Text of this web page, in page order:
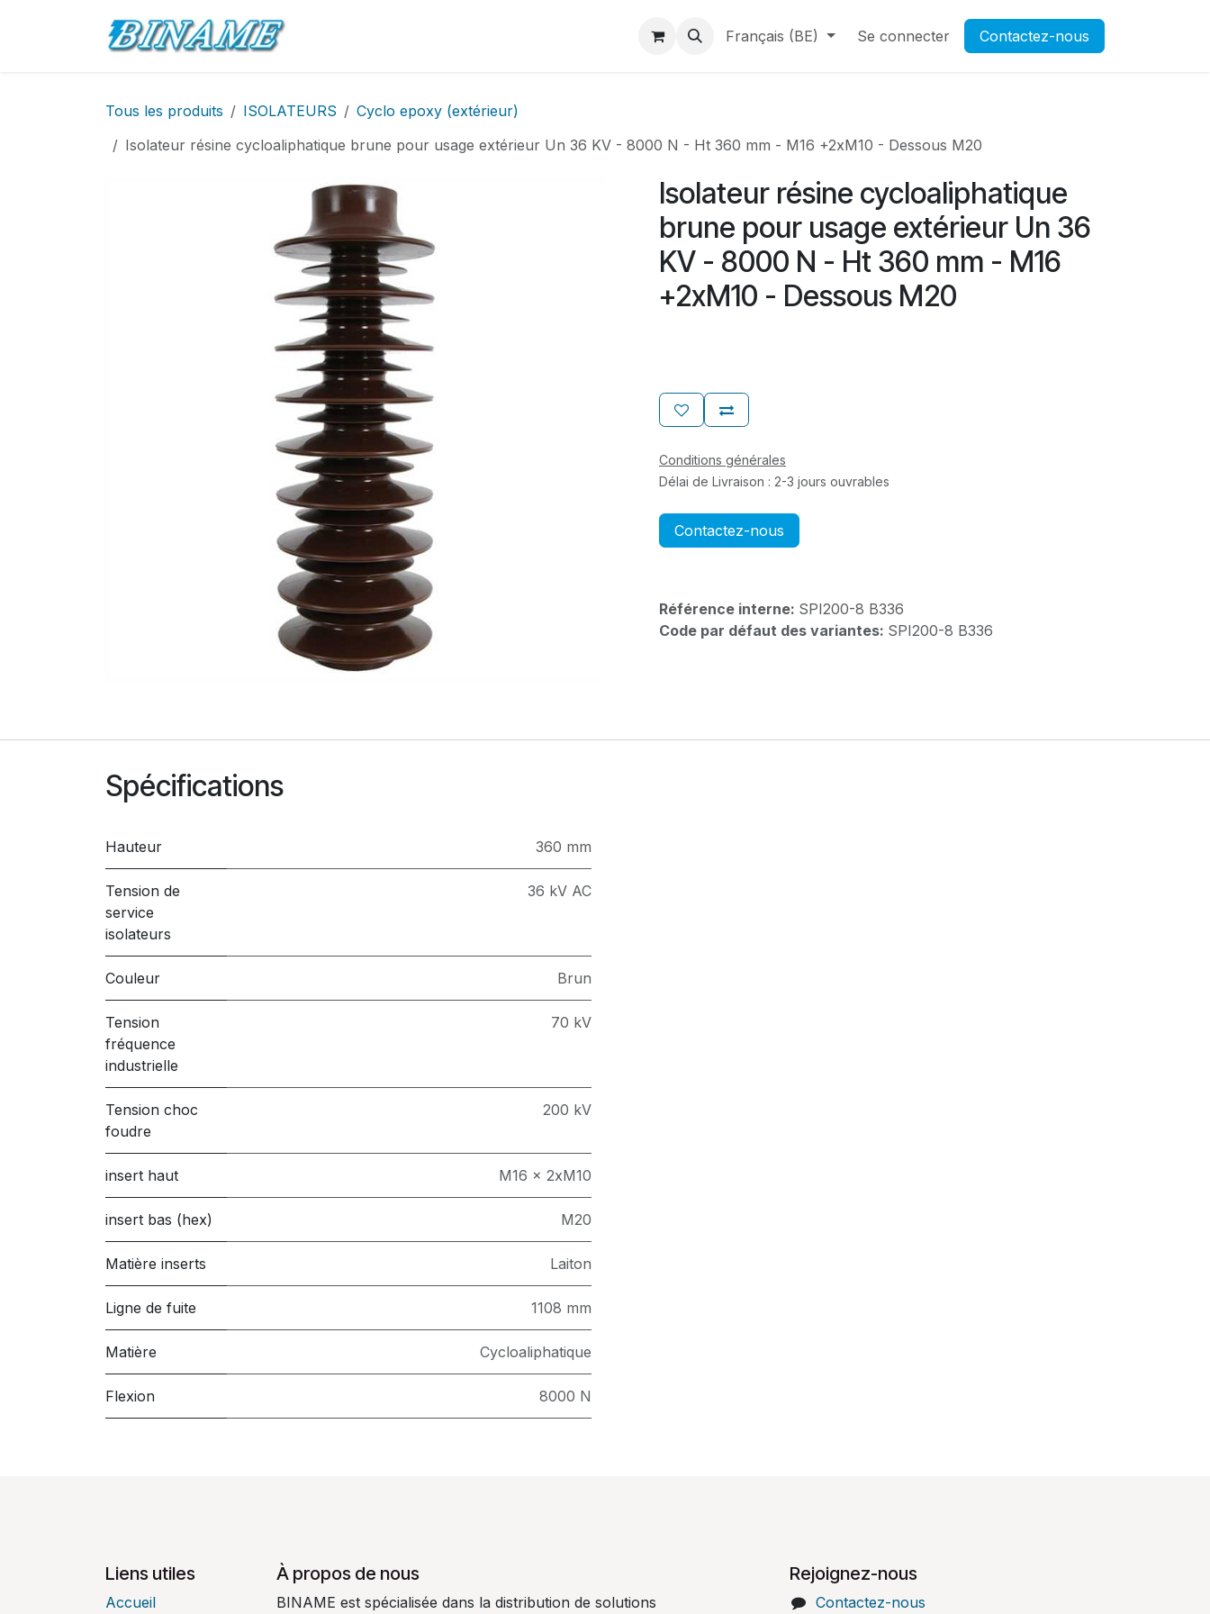
À propos de BINAME Contactez-nous Rendez-vous Ouverture d'un compte
Français (BE) Se connecter Contactez-nous
Tous les produits ISOLATEURS
Cyclo epoxy (extérieur)
Isolateur résine cycloaliphatique brune pour usage extérieur Un 36 KV - 8000 N - Ht 360 mm - M16 +2xM10 - Dessous M20
Isolateur résine cycloaliphatique
brune pour usage extérieur Un 36
KV - 8000 N - Ht 360 mm - M16
+2xM10 - Dessous M20
Conditions générales
Délai de Livraison : 2-3 jours ouvrables
Contactez-nous
Référence interne: SPI200-8 B336
Code par défaut des variantes: SPI200-8 B336
Spécifications
Hauteur 360 mm
Tension de
service
isolateurs
36 kV AC
Couleur Brun
Tension
fréquence
industrielle
70 kV
Tension choc
foudre
200 kV
insert haut M16 x 2xM10
insert bas (hex) M20
Matière inserts Laiton
Ligne de fuite 1108 mm
Matière Cycloaliphatique
Flexion 8000 N
Liens utiles
Accueil
À propos de nous
BINAME est spécialisée dans la distribution de solutions
Rejoignez-nous
Contactez-nous